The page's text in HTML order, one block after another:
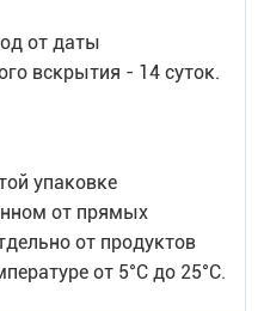
от даты
вскрытия - 14 суток.
упаковке
от прямых
от продуктов
от 5°С до 25°С.